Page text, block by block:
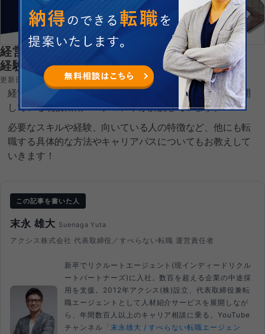
経営企画への転職は難しい？必要なスキル＆
経験をお教えします！
更新日：2026.04.21
経営企画への転職難易度について人材紹介サービスを展開
している現役転職エージェントが解説しています。
必要なスキルや経験、向いている人の特徴など、他にも転
職する具体的な方法やキャリアパスについてもお教えして
いきます！
この記事を書いた人
末永 雄大 Suenaga Yuta
アクシス株式会社 代表取締役／すべらない転職 運営責任者
新卒でリクルートエージェント(現インディードリクル
ートパートナーズ)に入社。数百を超える企業の中途採
用を支援。2012年アクシス(株)設立、代表取締役兼転
職エージェントとして人材紹介サービスを展開しなが
ら、年間数百人以上のキャリア相談に乗る。YouTube
チャンネル 「末永雄大 / すべらない転職エージェン